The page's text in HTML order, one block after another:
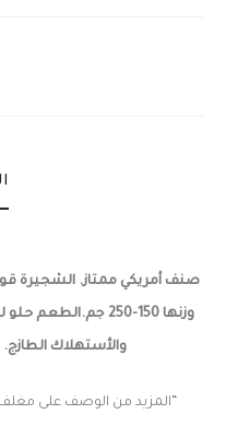
صنف أمريكي ممتاز. الشجيرة
وزنها 150-250
والأستهلاك الطازج.
“المزيد من الوصف على مغلف